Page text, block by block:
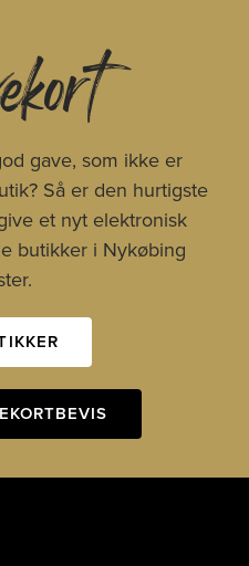
gave, som ikke er
Så er den hurtigste
et nyt elektronisk
butikker i Nykøbing